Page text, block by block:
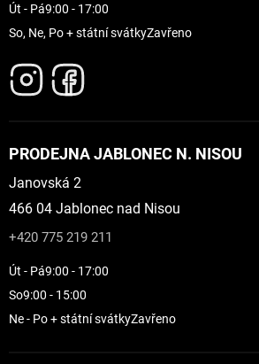
Út - Pá9:00 - 17:00
So, Ne, Po + státní svátkyZavřeno
PRODEJNA JABLONEC N. NISOU
Janovská 2
466 04 Jablonec nad Nisou
+420 775 219 211
Út - Pá9:00 - 17:00
So9:00 - 15:00
Ne - Po + státní svátkyZavřeno